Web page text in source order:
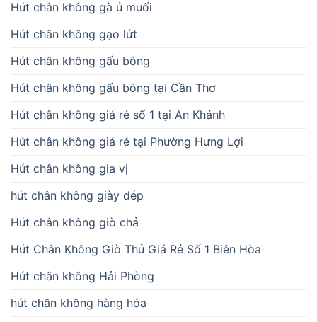
Hút chân không gà ủ muối
Hút chân không gạo lứt
Hút chân không gấu bông
Hút chân không gấu bông tại Cần Thơ
Hút chân không giá rẻ số 1 tại An Khánh
Hút chân không giá rẻ tại Phường Hưng Lợi
Hút chân không gia vị
hút chân không giày dép
Hút chân không giò chả
Hút Chân Không Giò Thủ Giá Rẻ Số 1 Biên Hòa
Hút chân không Hải Phòng
hút chân không hàng hóa